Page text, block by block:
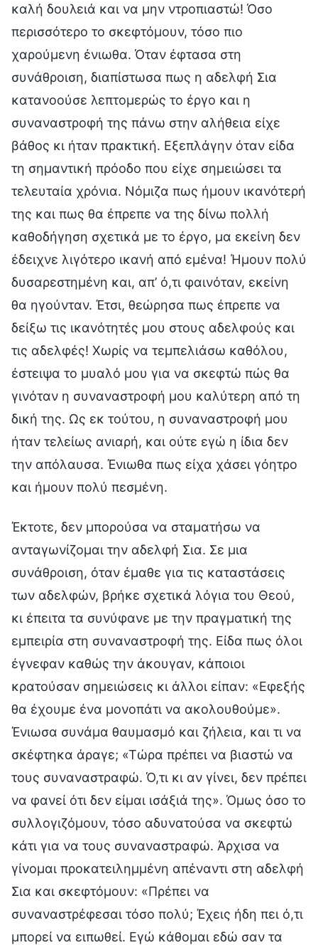
καλή δουλειά και να μην ντροπιαστώ! Όσο
περισσότερο το σκεφτόμουν, τόσο πιο
χαρούμενη ένιωθα. Όταν έφτασα στη
συνάθροιση, διαπίστωσα πως η αδελφή Σια
κατανοούσε λεπτομερώς το έργο και η
συναναστροφή της πάνω στην αλήθεια είχε
βάθος κι ήταν πρακτική. Εξεπλάγην όταν είδα
τη σημαντική πρόοδο που είχε σημειώσει τα
τελευταία χρόνια. Νόμιζα πως ήμουν ικανότερή
της και πως θα έπρεπε να της δίνω πολλή
καθοδήγηση σχετικά με το έργο, μα εκείνη δεν
έδειχνε λιγότερο ικανή από εμένα! Ήμουν πολύ
δυσαρεστημένη και, απ’ ό,τι φαινόταν, εκείνη
θα ηγούνταν. Έτσι, θεώρησα πως έπρεπε να
δείξω τις ικανότητές μου στους αδελφούς και
τις αδελφές! Χωρίς να τεμπελιάσω καθόλου,
έστειψα το μυαλό μου για να σκεφτώ πώς θα
γινόταν η συναναστροφή μου καλύτερη από τη
δική της. Ως εκ τούτου, η συναναστροφή μου
ήταν τελείως ανιαρή, και ούτε εγώ η ίδια δεν
την απόλαυσα. Ένιωθα πως είχα χάσει γόητρο
και ήμουν πολύ πεσμένη.
Έκτοτε, δεν μπορούσα να σταματήσω να
ανταγωνίζομαι την αδελφή Σια. Σε μια
συνάθροιση, όταν έμαθε για τις καταστάσεις
των αδελφών, βρήκε σχετικά λόγια του Θεού,
κι έπειτα τα συνύφανε με την πραγματική της
εμπειρία στη συναναστροφή της. Είδα πως όλοι
έγνεφαν καθώς την άκουγαν, κάποιοι
κρατούσαν σημειώσεις κι άλλοι είπαν: «Εφεξής
θα έχουμε ένα μονοπάτι να ακολουθούμε».
Ένιωσα συνάμα θαυμασμό και ζήλεια, και τι να
σκέφτηκα άραγε; «Τώρα πρέπει να βιαστώ να
τους συναναστραφώ. Ό,τι κι αν γίνει, δεν πρέπει
να φανεί ότι δεν είμαι ισάξιά της». Όμως όσο το
συλλογιζόμουν, τόσο αδυνατούσα να σκεφτώ
κάτι για να τους συναναστραφώ. Άρχισα να
γίνομαι προκατειλημμένη απέναντι στη αδελφή
Σια και σκεφτόμουν: «Πρέπει να
συναναστρέφεσαι τόσο πολύ; Έχεις ήδη πει ό,τι
μπορεί να ειπωθεί. Εγώ κάθομαι εδώ σαν τα